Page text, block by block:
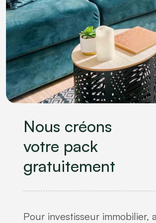
Nous créons
votre pack
gratuitement
Pour investisseur immobilier,